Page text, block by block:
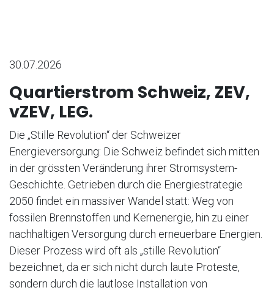
30.07.2026
Quartierstrom Schweiz, ZEV,
vZEV, LEG.
Die „Stille Revolution“ der Schweizer
Energieversorgung: Die Schweiz befindet sich mitten
in der grössten Veränderung ihrer Stromsystem-
Geschichte. Getrieben durch die Energiestrategie
2050 findet ein massiver Wandel statt: Weg von
fossilen Brennstoffen und Kernenergie, hin zu einer
nachhaltigen Versorgung durch erneuerbare Energien.
Dieser Prozess wird oft als „stille Revolution“
bezeichnet, da er sich nicht durch laute Proteste,
sondern durch die lautlose Installation von